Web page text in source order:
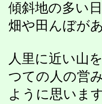
傾斜地の多い
畑や田んぼが
人里に近い山
つての人の営
ように思いま